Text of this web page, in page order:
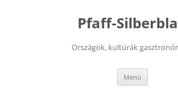
Pfaff-
Országok, kultúrák
Menü